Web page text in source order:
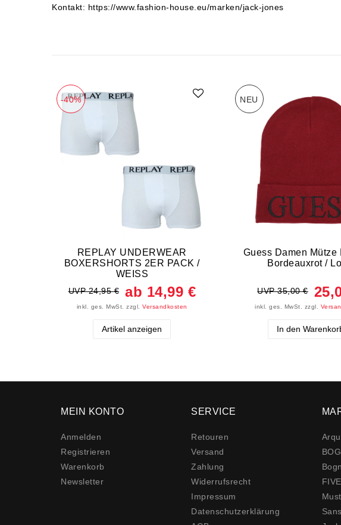
Kontakt: https://www.fashion-house.eu/marken/jack-jones
-40%
REPLAY UNDERWEAR
BOXERSHORTS 2ER PACK /
WEISS
UVP 24,95 € ab 14,99 €
inkl. ges. MwSt. zzgl.Versandkosten
Artikel anzeigen
NEU
Guess Damen Mütze
Bordeauxrot /
UVP 35,00 €
inkl. ges. MwSt. zzgl.
In den
MEIN KONTO
Anmelden
Registrieren
Warenkorb
Newsletter
SERVICE
Retouren
Versand
Zahlung
Widerrufs­recht
Impressum
Daten­schutz­erklärung